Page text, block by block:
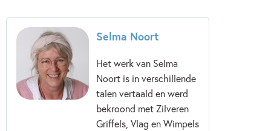
Selma Noort
Het werk van Selma
Noort is in verschillende
talen vertaald en werd
bekroond met Zilveren
Griffels, Vlag en Wimpels